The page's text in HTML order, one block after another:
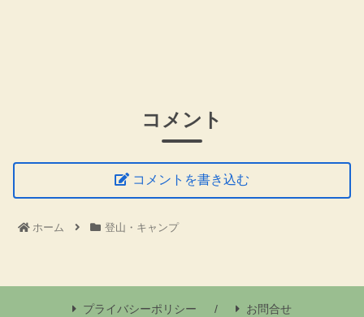
コメント
コメントを書き込む
ホーム 登山・キャンプ
プライバシーポリシー お問合せ